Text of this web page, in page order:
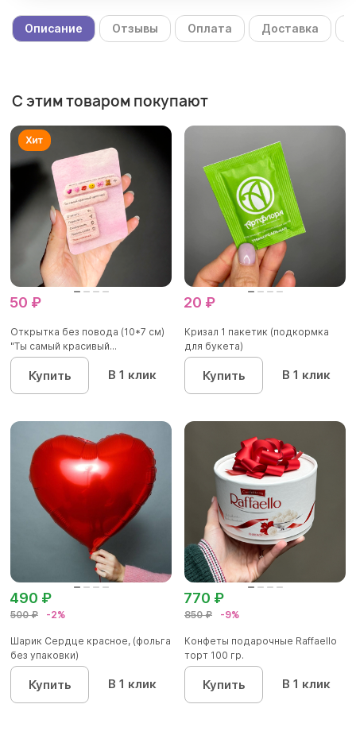
Описание Отзывы Оплата Доставка
С этим товаром покупают
50 ₽
Открытка без повода (10*7 см)
"Ты самый красивый...
Купить В 1 клик
20 ₽
Кризал 1 пакетик (подкормка
для букета)
Купить В 1 клик
500 ₽ -2%
490 ₽
Шарик Сердце красное, (фольга
без упаковки)
Купить В 1 клик
850 ₽ -9%
770 ₽
Конфеты подарочные Raffaello
торт 100 гр.
Купить В 1 клик